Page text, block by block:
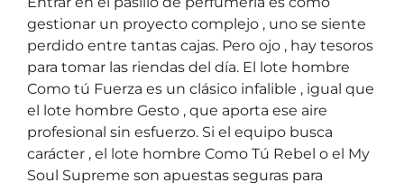
gestionar un proyecto complejo , uno se siente
perdido entre tantas cajas. Pero ojo , hay tesoros
para tomar las riendas del día. El lote hombre
Como tú Fuerza es un clásico infalible , igual que
el lote hombre Gesto , que aporta ese aire
profesional sin esfuerzo. Si el equipo busca
carácter , el lote hombre Como Tú Rebel o el My
Soul Supreme son apuestas seguras para